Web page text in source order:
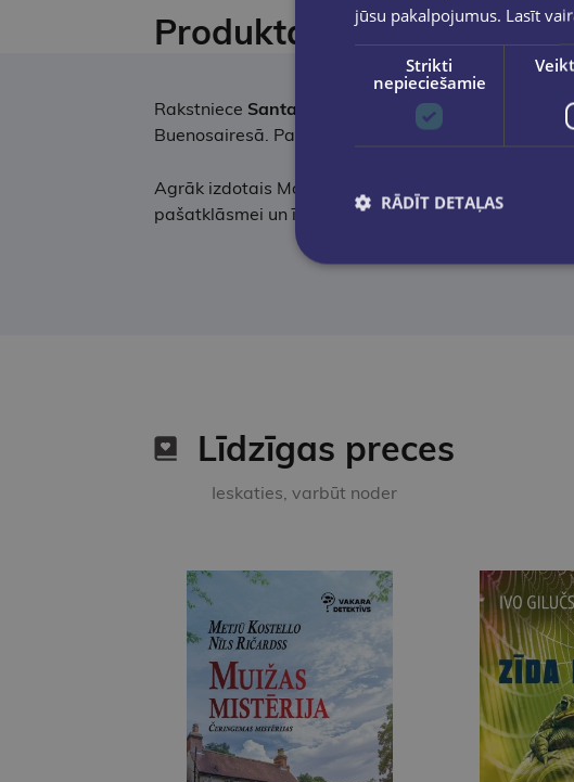
Produkta apraksts
Rakstniece Santa Montefjore
dzimusi Anglijā;
Buenosairesā. Patlaban dzīvo un raksta Londonā.
Agrāk izdotais Montefjori romāns "Neaizmirstulīšu
pašatklāsmei un īstās mīlestības jēgas meklējumiem.
Līdzīgas preces
Ieskaties, varbūt noder
jūsu pakalpojumus. Lasīt
Strikti
nepieciešamie
RĀDĪT DETAĻAS